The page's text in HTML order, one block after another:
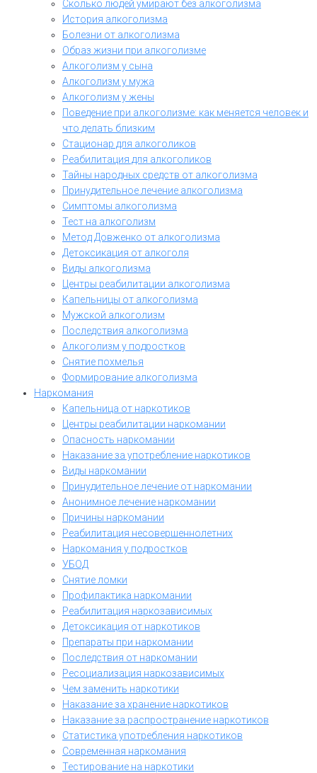
Сколько людей умирают без алкоголизма
История алкоголизма
Болезни от алкоголизма
Образ жизни при алкоголизме
Алкоголизм у сына
Алкоголизм у мужа
Алкоголизм у жены
Поведение при алкоголизме: как меняется человек и
что делать близким
Стационар для алкоголиков
Реабилитация для алкоголиков
Тайны народных средств от алкоголизма
Принудительное лечение алкоголизма
Симптомы алкоголизма
Тест на алкоголизм
Метод Довженко от алкоголизма
Детоксикация от алкоголя
Виды алкоголизма
Центры реабилитации алкоголизма
Капельницы от алкоголизма
Мужской алкоголизм
Последствия алкоголизма
Алкоголизм у подростков
Снятие похмелья
Формирование алкоголизма
Наркомания
Капельница от наркотиков
Центры реабилитации наркомании
Опасность наркомании
Наказание за употребление наркотиков
Виды наркомании
Принудительное лечение от наркомании
Анонимное лечение наркомании
Причины наркомании
Реабилитация несовершеннолетних
Наркомания у подростков
УБОД
Снятие ломки
Профилактика наркомании
Реабилитация наркозависимых
Детоксикация от наркотиков
Препараты при наркомании
Последствия от наркомании
Ресоциализация наркозависимых
Чем заменить наркотики
Наказание за хранение наркотиков
Наказание за распространение наркотиков
Статистика употребления наркотиков
Современная наркомания
Тестирование на наркотики